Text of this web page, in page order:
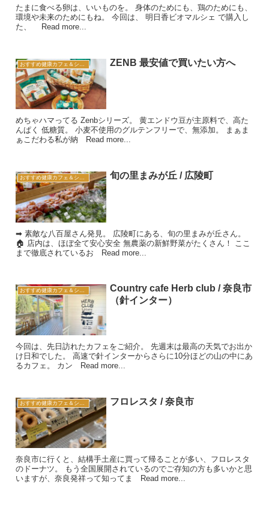
たまに食べる卵は、いいものを。 身体のためにも、鶏のためにも、
環境や未来のためにもね。 今回は、 明日香ビオマルシェ で購入し
た、 Read more...
おすすめ健康カフェ＆ショップ ZENB 最安値で買いたい方へ
めちゃハマってる Zenbシリーズ。 黄エンドウ豆が主原料で、高た
んぱく 低糖質。 小麦不使用のグルテンフリーで、無添加。 まぁま
ぁこだわる私が納 Read more...
旬の里まみが丘 / 広陵町
➡︎ 素敵な八百屋さん発見。 広陵町にある、旬の里まみが丘さん。
🏠 店内は、ほぼ全て安心安全 無農薬の新鮮野菜がたくさん！ ここ
まで徹底されているお Read more...
おすすめ健康カフェ＆ショップ
Country cafe Herb club / 奈良市
（針インター）
今回は、先日訪れたカフェをご紹介。 先週末は最高の天気でお出か
け日和でした。 高速で針インターからさらに10分ほどの山の中にあ
るカフェ。 カン Read more...
おすすめ健康カフェ＆ショップ フロレスタ / 奈良市
奈良市に行くと、結構手土産に買って帰ることが多い、フロレスタ
のドーナツ。 もう全国展開されているのでご存知の方も多いかと思
いますが、奈良発祥って知ってま Read more...